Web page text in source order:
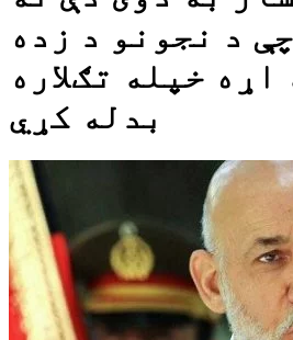
د نجونو د زده
اړه خپله تګلاره
بدله کړي